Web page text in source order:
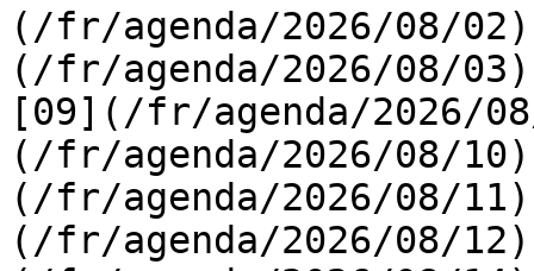
(/fr/agenda/2026/08/
(/fr/agenda/2026/08/
[09](/fr/agenda/2026/
(/fr/agenda/2026/08/
(/fr/agenda/2026/08/
(/fr/agenda/2026/08/